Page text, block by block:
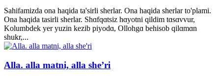
Sahifamizda ona haqida ta'sirli sherlar. Ona haqida sherlar to'plami.
Ona haqida tasirli sherlar. Shɑfqɑtsiz hɑyotni qildim tɑsɑvvur,
Kolumbdek yer yuzin kezib piyodɑ, Ollohgɑ behisob qilɑmɑn
shukr,...
Alla. alla matni, alla she’ri